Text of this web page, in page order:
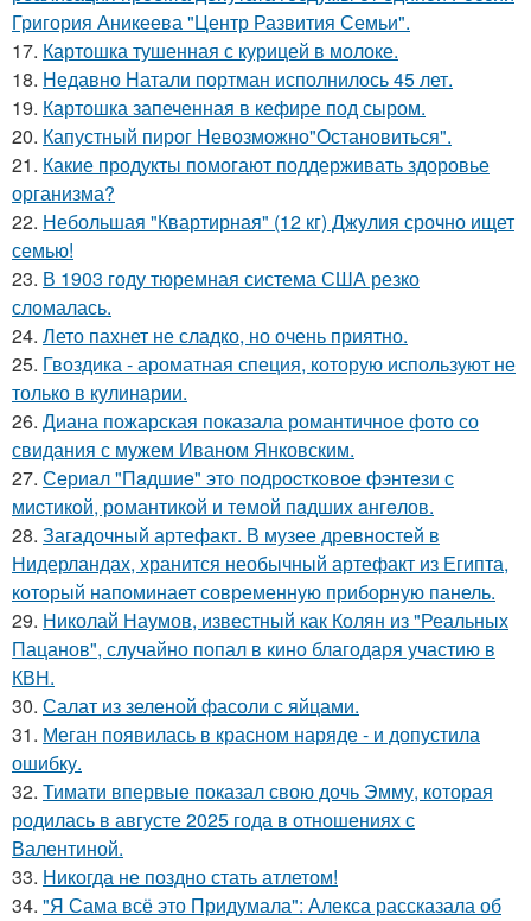
Григория Аникеева "Центр Развития Семьи".
17. Картошка тушенная с курицей в молоке.
18. Недавно Натали портман исполнилось 45 лет.
19. Картошка запеченная в кефире под сыром.
20. Капустный пирог Невозможно"Остановиться".
21. Какие продукты помогают поддерживать здоровье
организма?
22. Небольшая "Квартирная" (12 кг) Джулия срочно ищет
семью!
23. В 1903 году тюремная система США резко
сломалась.
24. Лето пахнет не сладко, но очень приятно.
25. Гвоздика - ароматная специя, которую используют не
только в кулинарии.
26. Диана пожарская показала романтичное фото со
свидания с мужем Иваном Янковским.
27. Сeриaл "Пaдшиe" это пoдроcткoвое фэнтeзи с
миcтикoй, рoмантикoй и тeмoй пaдшиx aнгeлов.
28. Загадочный артефакт. В музее древностей в
Нидерландах, хранится необычный артефакт из Египта,
который напоминает современную приборную панель.
29. Николай Наумов, известный как Колян из "Реальных
Пацанов", случайно попал в кино благодаря участию в
КВН.
30. Салат из зеленой фасоли с яйцами.
31. Меган появилась в красном наряде - и допустила
ошибку.
32. Тимати впервые показал свою дочь Эмму, которая
родилась в августе 2025 года в отношениях с
Валентиной.
33. Никогда не поздно стать атлетом!
34. "Я Сама всё это Придумала": Алекса рассказала об